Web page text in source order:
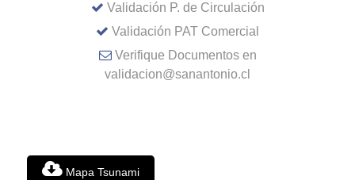
Validación P. de Circulación
Validación PAT Comercial
Verifique Documentos en
validacion@sanantonio.cl
Mapa Tsunami